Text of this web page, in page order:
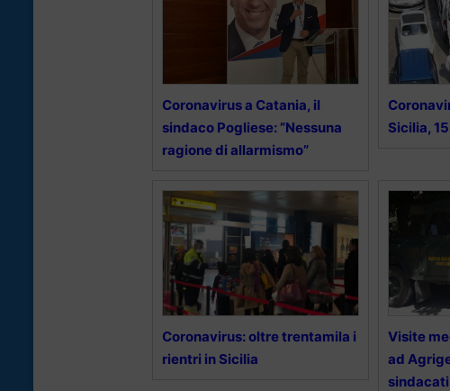
Coronavirus a Catania, il
sindaco Pogliese: ”Nessuna
ragione di allarmismo”
Sicilia,
Coronavirus: oltre trentamila i
rientri in Sicilia
Visite
ad